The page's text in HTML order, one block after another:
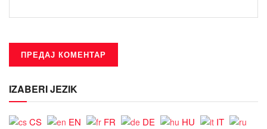
IZABERI JEZIK
CS EN FR DE HU
IT